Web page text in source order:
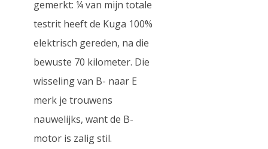
gemerkt: ¼ van mijn totale
testrit heeft de Kuga 100%
elektrisch gereden, na die
bewuste 70 kilometer. Die
wisseling van B- naar E
merk je trouwens
nauwelijks, want de B-
motor is zalig stil.